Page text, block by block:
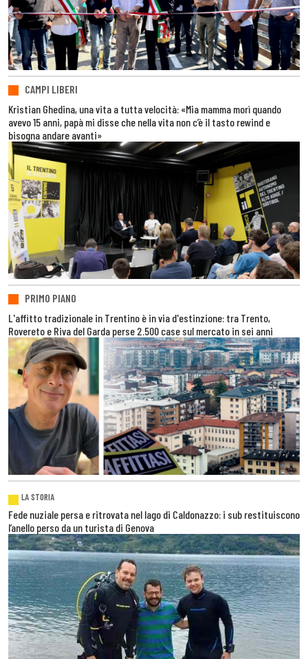
CAMPI LIBERI
Kristian Ghedina, una vita a tutta velocità: «Mia mamma morì quando
avevo 15 anni, papà mi disse che nella vita non c’è il tasto rewind e
bisogna andare avanti»
PRIMO PIANO
L'affitto tradizionale in Trentino è in via d'estinzione: tra Trento,
Rovereto e Riva del Garda perse 2.500 case sul mercato in sei anni
LA STORIA
Fede nuziale persa e ritrovata nel lago di Caldonazzo: i sub restituiscono
l’anello perso da un turista di Genova